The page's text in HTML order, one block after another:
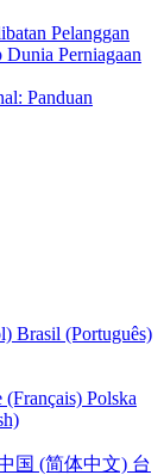
Pelanggan
Perniagaan
Panduan
Brasil (Português)
(Français) Polska
国 (简体中文) 台